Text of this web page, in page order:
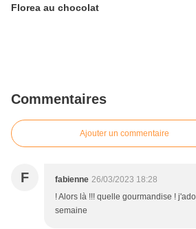
Florea au chocolat
Commentaires
Ajouter un commentaire
F fabienne 26/03/2023 18:28
! Alors là !!! quelle gourmandise !
semaine